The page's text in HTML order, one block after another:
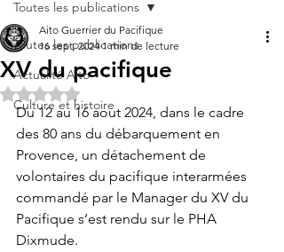
Toutes les publications
Actualité Aito
Culture et histoire
Toutes les publications
XV du pacifique
Aito Guerrier du Pacifique
16 sept. 2024 1 min de lecture
Noté NaN étoiles sur 5.
Du 12 au 16 aout 2024, dans le cadre
des 80 ans du débarquement en
Provence, un détachement de
volontaires du pacifique interarmées
commandé par le Manager du XV du
Pacifique s’est rendu sur le PHA
Dixmude.